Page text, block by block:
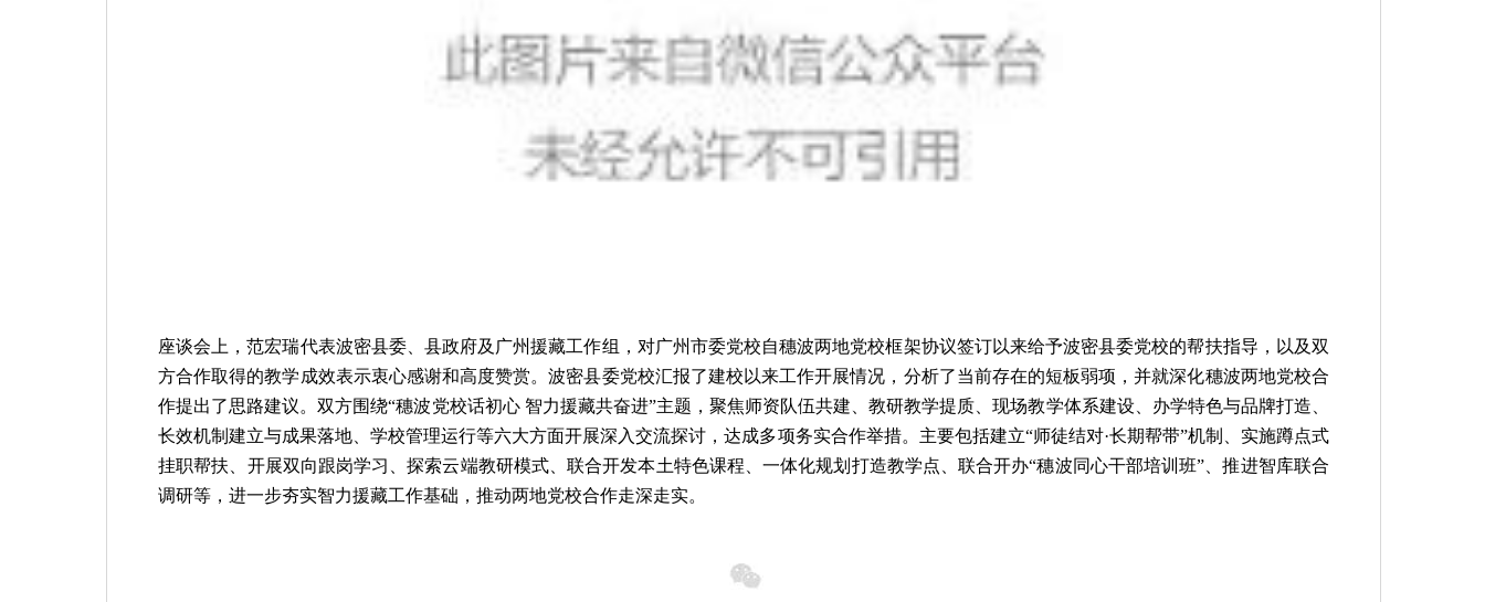
座谈会上，范宏瑞代表波密县委、县政府及广州援藏工作组，对广州市委党校自穗波两地党校框架协议签订以来给予波密县委党校的帮扶指导，以及双
方合作取得的教学成效表示衷心感谢和高度赞赏。波密县委党校汇报了建校以来工作开展情况，分析了当前存在的短板弱项，并就深化穗波两地党校合
作提出了思路建议。双方围绕“穗波党校话初心 智力援藏共奋进”主题，聚焦师资队伍共建、教研教学提质、现场教学体系建设、办学特色与品牌打造、
长效机制建立与成果落地、学校管理运行等六大方面开展深入交流探讨，达成多项务实合作举措。主要包括建立“师徒结对·长期帮带”机制、实施蹲点式
挂职帮扶、开展双向跟岗学习、探索云端教研模式、联合开发本土特色课程、一体化规划打造教学点、联合开办“穗波同心干部培训班”、推进智库联合
调研等，进一步夯实智力援藏工作基础，推动两地党校合作走深走实。